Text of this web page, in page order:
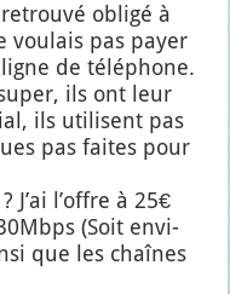
obli­gé à
vou­lais pas payer
de télé­phone.
ils ont leur
ils uti­lisent pas
pas faites pour
J’ai l’offre à 25€
(Soit envi­
que les chaînes